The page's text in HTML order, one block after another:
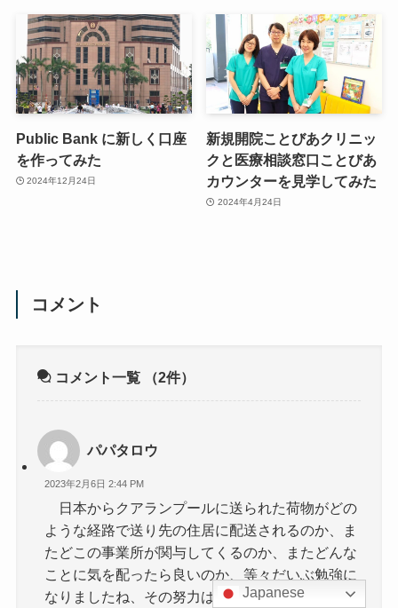
Public Bank に新しく口座
を作ってみた
2024年12月24日
新規開院ことびあクリニッ
クと医療相談窓口ことびあ
カウンターを見学してみた
2024年4月24日
コメント
コメント一覧 （2件）
パパタロウ
2023年2月6日 2:44 PM
日本からクアランプールに送られた荷物がどの
ような経路で送り先の住居に配送されるのか、ま
たどこの事業所が関与してくるのか、またどんな
ことに気を配ったら良いのか、等々だいぶ勉強に
なりましたね、その努力は流石です。これからも
Japanese